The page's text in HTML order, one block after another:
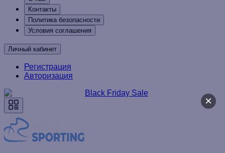
Контакты
Политика безопасности
Условия соглашения
Личный кабинет
Регистрация
Авторизация
×